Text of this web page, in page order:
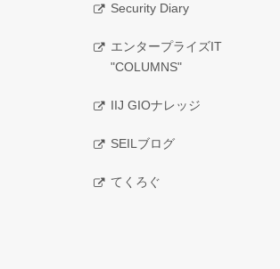
Security Diary
エンタープライズIT
"COLUMNS"
IIJ GIOナレッジ
SEILブログ
てくろぐ